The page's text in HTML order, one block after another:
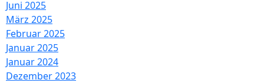
Juni 2025
März 2025
Februar 2025
Januar 2025
Januar 2024
Dezember 2023